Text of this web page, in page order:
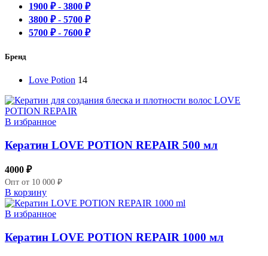
1900 ₽- 3800 ₽
3800 ₽- 5700 ₽
5700 ₽- 7600 ₽
Бренд
Love Potion 14
В избранное
Кератин LOVE POTION REPAIR 500 мл
4000 ₽
Опт от 10 000 ₽
В корзину
В избранное
Кератин LOVE POTION REPAIR 1000 мл